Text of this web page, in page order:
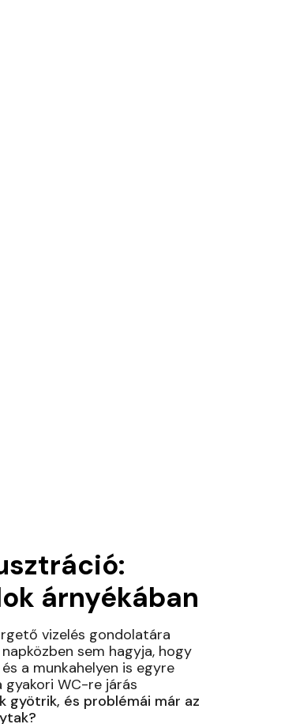
árnyékában
vizelés gondolatára
sem hagyja, hogy
a munkahelyen is egyre
WC-re járás
gyötrik, és problémái már az